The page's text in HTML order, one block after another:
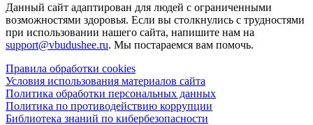
Данный сайт адаптирован для людей с ограниченными
возможностями здоровья. Если вы столкнулись с трудностями
при использовании нашего сайта, напишите нам на
support@vbudushee.ru. Мы постараемся вам помочь.
Правила обработки cookies
Условия использования материалов сайта
Политика обработки персональных данных
Политика по противодействию коррупции
Библиотека знаний по кибербезопасности